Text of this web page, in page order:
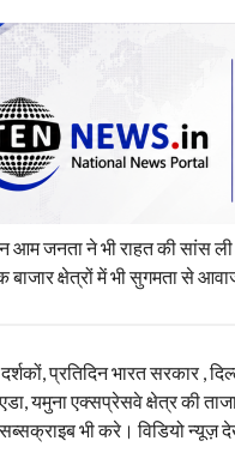
आम जनता ने भी राहत की सांस
बाजार क्षेत्रों में भी सुगमता से
प्रतिदिन भारत सरकार ,
यमुना एक्सप्रेसवे क्षेत्र की
भी करे। विडियो न्यूज़